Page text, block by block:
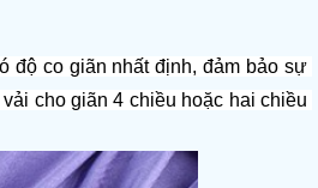
độ co giãn nhất định, đảm bảo sự
cho giãn 4 chiều hoặc hai chiều